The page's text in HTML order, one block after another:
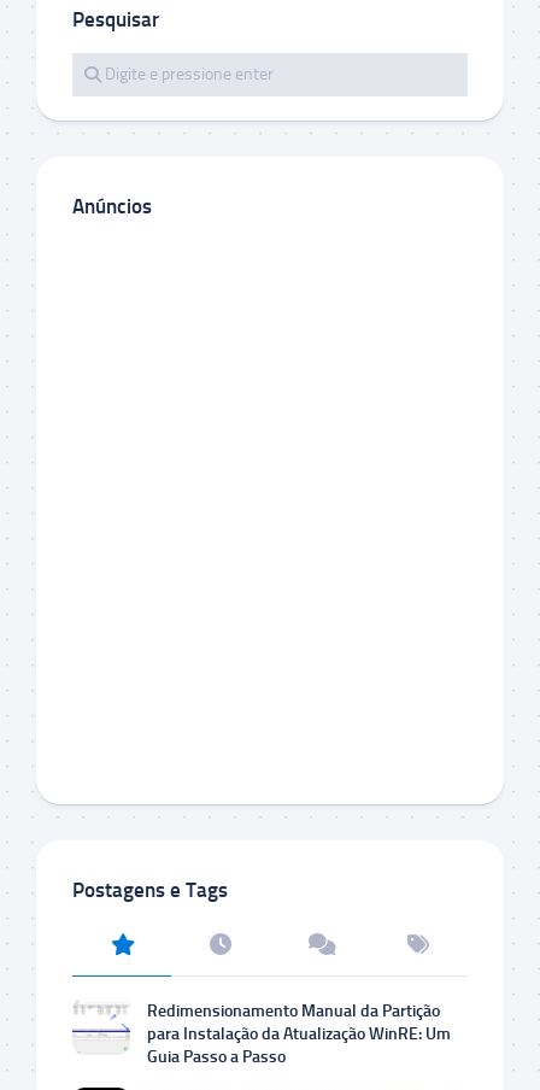
Pesquisar
Anúncios
Postagens e Tags
Redimensionamento Manual da Partição
para Instalação da Atualização WinRE: Um
Guia Passo a Passo